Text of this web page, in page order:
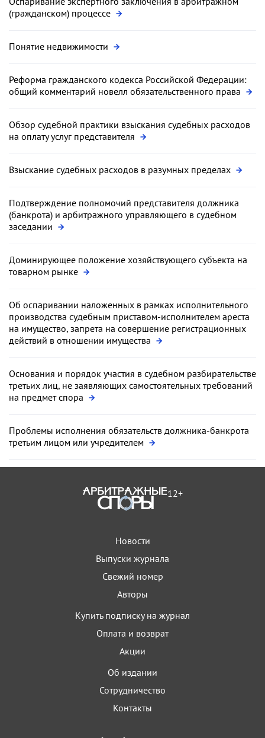
(гражданском) процессе
Понятие недвижимости
Реформа гражданского кодекса Российской Федерации:
общий комментарий новелл обязательственного права
Обзор судебной практики взыскания судебных расходов
на оплату услуг представителя
Взыскание судебных расходов в разумных пределах
Подтверждение полномочий представителя должника
(банкрота) и арбитражного управляющего в судебном
заседании
Доминирующее положение хозяйствующего субъекта на
товарном рынке
Об оспаривании наложенных в рамках исполнительного
производства судебным приставом-исполнителем ареста
на имущество, запрета на совершение регистрационных
действий в отношении имущества
Основания и порядок участия в судебном разбирательстве
третьих лиц, не заявляющих самостоятельных требований
на предмет спора
Проблемы исполнения обязательств должника-банкрота
третьим лицом или учредителем
12+
Новости
Выпуски журнала
Свежий номер
Авторы
Купить подписку на журнал
Оплата и возврат
Акции
Об издании
Сотрудничество
Контакты